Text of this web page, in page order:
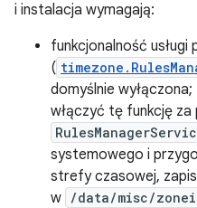
i instalacja wymagają:
funkcjonalność usługi
(
domyślnie
włączyć tę funkcję
systemowego i
strefy czasowej,
w /data/misc/